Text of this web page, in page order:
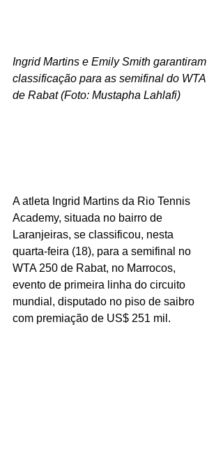
Ingrid Martins e Emily Smith garantiram
classificação para as semifinal do WTA
de Rabat (Foto: Mustapha Lahlafi)
A atleta Ingrid Martins da Rio Tennis
Academy, situada no bairro de
Laranjeiras, se classificou, nesta
quarta-feira (18), para a semifinal no
WTA 250 de Rabat, no Marrocos,
evento de primeira linha do circuito
mundial, disputado no piso de saibro
com premiação de US$ 251 mil.